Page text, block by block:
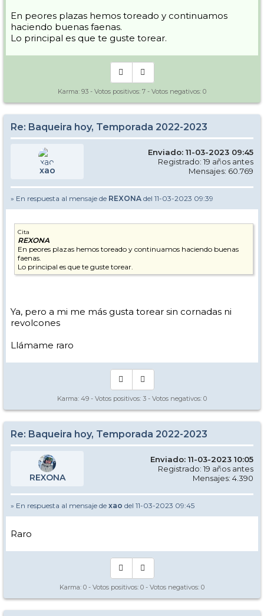
En peores plazas hemos toreado y continuamos
haciendo buenas faenas.
Lo principal es que te guste torear.
Karma: 93 - Votos positivos: 7 - Votos negativos: 0
Re: Baqueira hoy, Temporada 2022-2023
xao
Enviado: 11-03-2023 09:45
Registrado: 19 años antes
Mensajes: 60.769
» En respuesta al mensaje de REXONA del 11-03-2023 09:39
Cita
REXONA
En peores plazas hemos toreado y continuamos haciendo buenas
faenas.
Lo principal es que te guste torear.
Ya, pero a mi me más gusta torear sin cornadas ni
revolcones
Llámame raro
Karma: 49 - Votos positivos: 3 - Votos negativos: 0
Re: Baqueira hoy, Temporada 2022-2023
REXONA
Enviado: 11-03-2023 10:05
Registrado: 19 años antes
Mensajes: 4.390
» En respuesta al mensaje de xao del 11-03-2023 09:45
Raro
Karma: 0 - Votos positivos: 0 - Votos negativos: 0